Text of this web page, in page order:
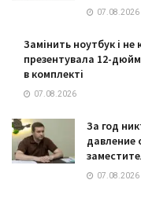
07.08.2026
Замінить ноутбук і не
презентувала 12-
в комплекті
07.08.2026
За год
давление
07.08.2026